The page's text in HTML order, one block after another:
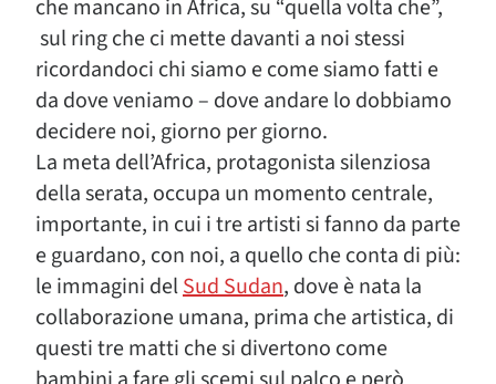
che mancano in Africa, su “quella volta che”,
sul ring che ci mette davanti a noi stessi
ricordandoci chi siamo e come siamo fatti e
da dove veniamo – dove andare lo dobbiamo
decidere noi, giorno per giorno.
La meta dell’Africa, protagonista silenziosa
della serata, occupa un momento centrale,
importante, in cui i tre artisti si fanno da parte
e guardano, con noi, a quello che conta di più:
le immagini delSud Sudan, dove è nata la
collaborazione umana, prima che artistica, di
questi tre matti che si divertono come